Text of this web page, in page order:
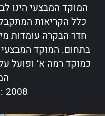
המוקד המבצעי הינו
כלל הקריאות
חדר הבקרה עומדות
בתחום. המוקד
כמוקד רמה א’ ופועל
2008 :9001 ISO.